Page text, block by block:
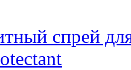
спрей